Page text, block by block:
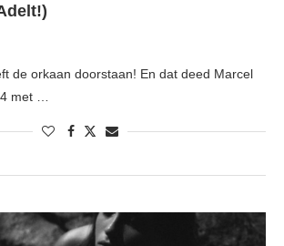
de orkaan doorstaan! En dat deed Marcel
met …